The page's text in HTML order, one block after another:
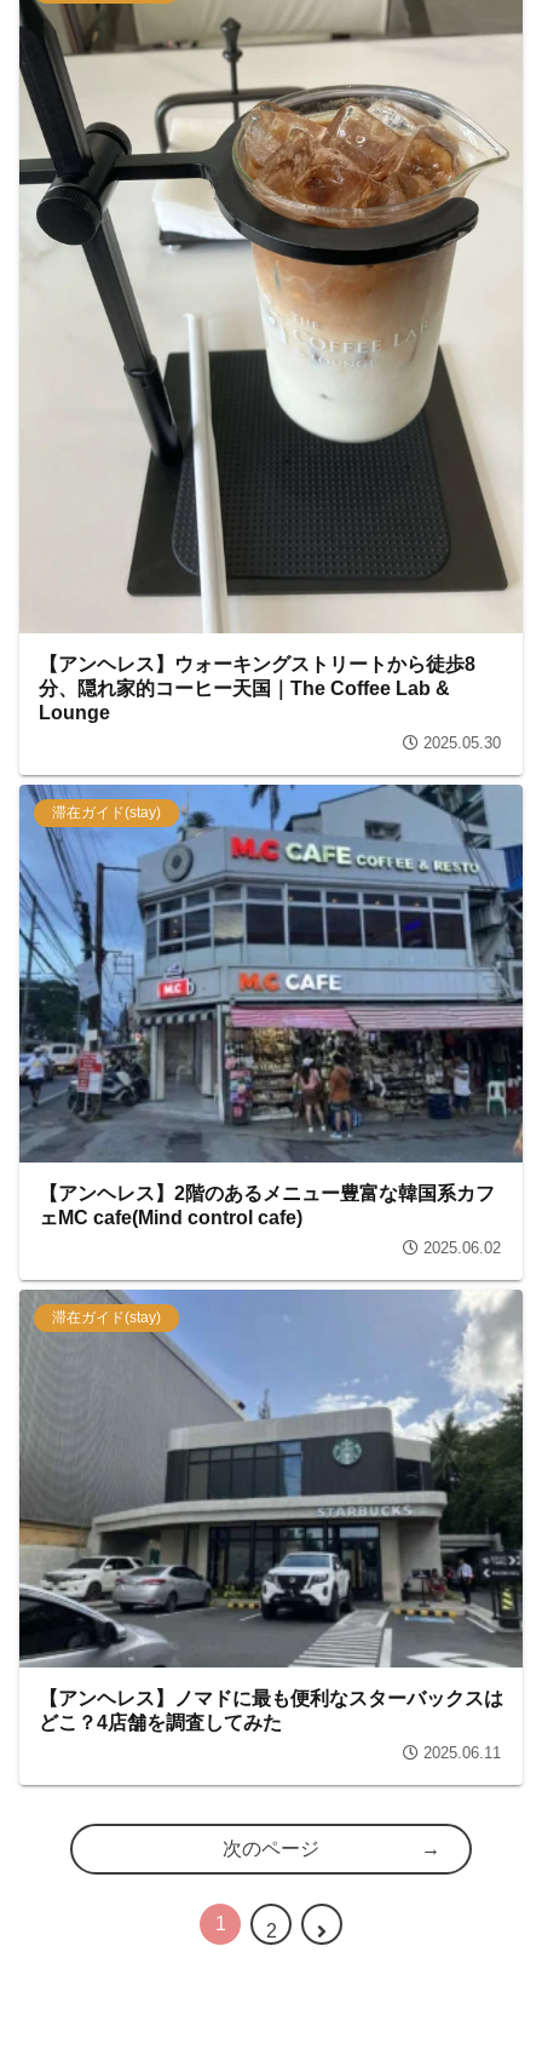
【アンヘレス】ウォーキングストリートから徒歩8
分、隠れ家的コーヒー天国｜The Coffee Lab &
Lounge
2025.05.30
滞在ガイド(stay)
【アンヘレス】2階のあるメニュー豊富な韓国系カフ
ェMC cafe(Mind control cafe)
2025.06.02
滞在ガイド(stay)
【アンヘレス】ノマドに最も便利なスターバックスは
どこ？4店舗を調査してみた
2025.06.11
次のページ
1 2